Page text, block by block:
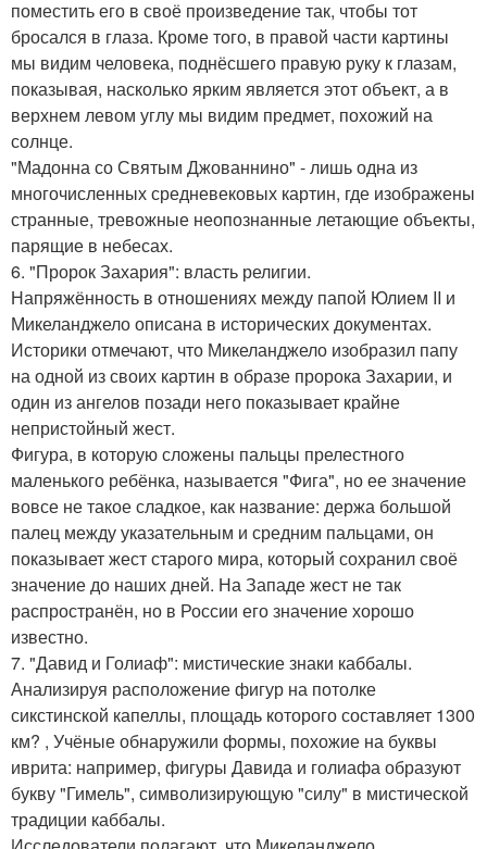
поместить его в своё произведение так, чтобы тот
бросался в глаза. Кроме того, в правой части картины
мы видим человека, поднёсшего правую руку к глазам,
показывая, насколько ярким является этот объект, а в
верхнем левом углу мы видим предмет, похожий на
солнце.
"Мадонна со Святым Джованнино" - лишь одна из
многочисленных средневековых картин, где изображены
странные, тревожные неопознанные летающие объекты,
парящие в небесах.
6. "Пророк Захария": власть религии.
Напряжённость в отношениях между папой Юлием II и
Микеланджело описана в исторических документах.
Историки отмечают, что Микеланджело изобразил папу
на одной из своих картин в образе пророка Захарии, и
один из ангелов позади него показывает крайне
непристойный жест.
Фигура, в которую сложены пальцы прелестного
маленького ребёнка, называется "Фига", но ее значение
вовсе не такое сладкое, как название: держа большой
палец между указательным и средним пальцами, он
показывает жест старого мира, который сохранил своё
значение до наших дней. На Западе жест не так
распространён, но в России его значение хорошо
известно.
7. "Давид и Голиаф": мистические знаки каббалы.
Анализируя расположение фигур на потолке
сикстинской капеллы, площадь которого составляет 1300
км? , Учёные обнаружили формы, похожие на буквы
иврита: например, фигуры Давида и голиафа образуют
букву "Гимель", символизирующую "силу" в мистической
традиции каббалы.